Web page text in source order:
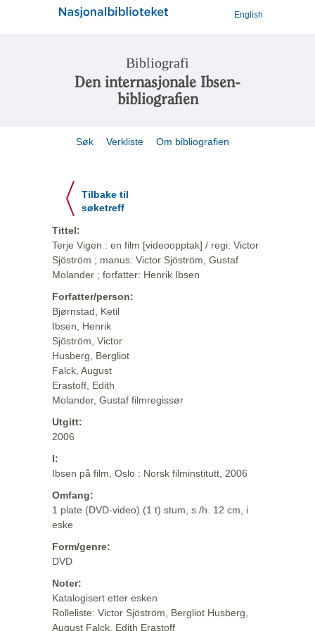
English
Bibliografi
Den internasjonale Ibsen-
bibliografien
Søk Verkliste Om bibliografien
Tilbake til
søketreff
Tittel:
Terje Vigen : en film [videoopptak] / regi: Victor
Sjöström ; manus: Victor Sjöström, Gustaf
Molander ; forfatter: Henrik Ibsen
Forfatter/person:
Bjørnstad, Ketil
Ibsen, Henrik
Sjöström, Victor
Husberg, Bergliot
Falck, August
Erastoff, Edith
Molander, Gustaf filmregissør
Utgitt:
2006
I:
Ibsen på film, Oslo : Norsk filminstitutt, 2006
Omfang:
1 plate (DVD-video) (1 t) stum, s./h. 12 cm, i
eske
Form/genre:
DVD
Noter:
Katalogisert etter esken
Rolleliste: Victor Sjöström, Bergliot Husberg,
August Falck, Edith Erastoff